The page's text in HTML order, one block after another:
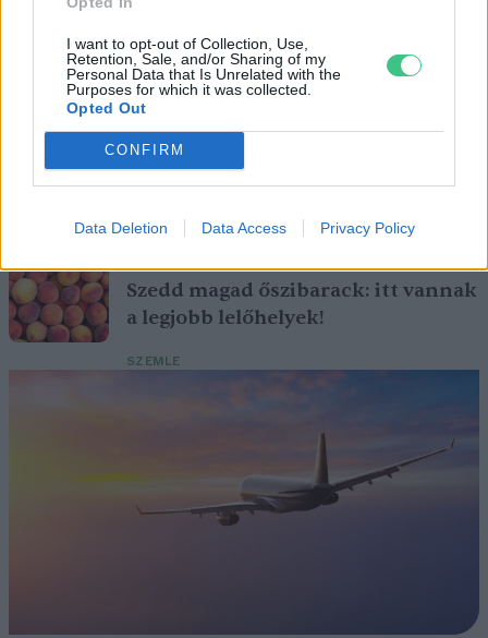
I want to opt-out of Collection, Use,
Retention, Sale, and/or Sharing of my
Personal Data that Is Unrelated with the
Purposes for which it was collected.
Opted Out
CONFIRM
Data Deletion Data Access Privacy Policy
Magyarország tele van gyönyörű növényekkel, így arborétumokkal
is. A jó idő beköszöntével érdemes minél többet felkeresni.
Születésnapi programokkal várja a
hétvégén a közönséget a 160 éves
Fővárosi Állatkert
ÉLŐ BOLYGÓNK
Szedd magad őszibarack: itt vannak
a legjobb lelőhelyek!
SZEMLE